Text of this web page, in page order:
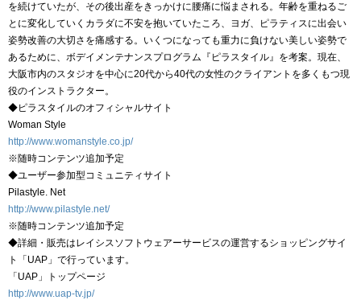
を続けていたが、その後出産をきっかけに腰痛に悩まされる。年齢を重ねるご
とに変化していくカラダに不安を抱いていたころ、ヨガ、ピラティスに出会い
姿勢改善の大切さを痛感する。いくつになっても重力に負けない美しい姿勢で
あるために、ボデイメンテナンスプログラム『ピラスタイル』を考案。現在、
大阪市内のスタジオを中心に20代から40代の女性のクライアントを多くもつ現
役のインストラクター。
◆ピラスタイルのオフィシャルサイト
Woman Style
http://www.womanstyle.co.jp/
※随時コンテンツ追加予定
◆ユーザー参加型コミュニティサイト
Pilastyle. Net
http://www.pilastyle.net/
※随時コンテンツ追加予定
◆詳細・販売はレイシスソフトウェアーサービスの運営するショッピングサイ
ト「UAP」で行っています。
「UAP」トップページ
http://www.uap-tv.jp/